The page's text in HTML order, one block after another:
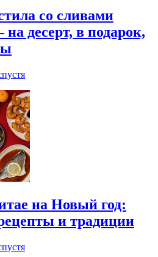
со сливами
десерт, в подарок,
на Новый год:
и традиции